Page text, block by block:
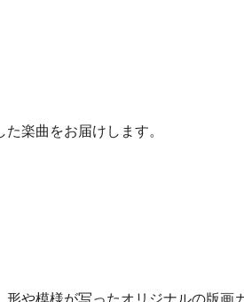
楽曲をお届けします。
や模様が写ったオリジナルの版画